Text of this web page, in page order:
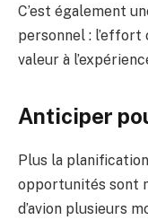
C’est également
personnel : l’effort
valeur à
Anticiper
Plus la
opportunités sont
d’avion plusieurs